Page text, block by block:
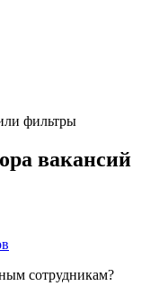
фильтры
вакансий
сотрудникам?